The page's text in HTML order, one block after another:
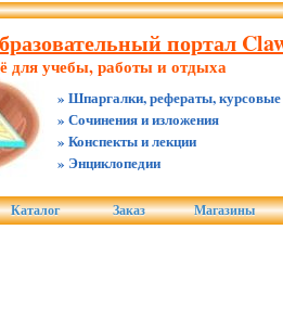
портал
для учебы, работы и отдыха
» Шпаргалки, рефераты, курсовые
» Сочинения и изложения
» Конспекты и лекции
» Энциклопедии
Каталог Заказ Магазины